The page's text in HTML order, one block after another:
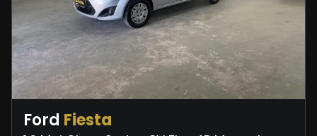
Ford Fiesta